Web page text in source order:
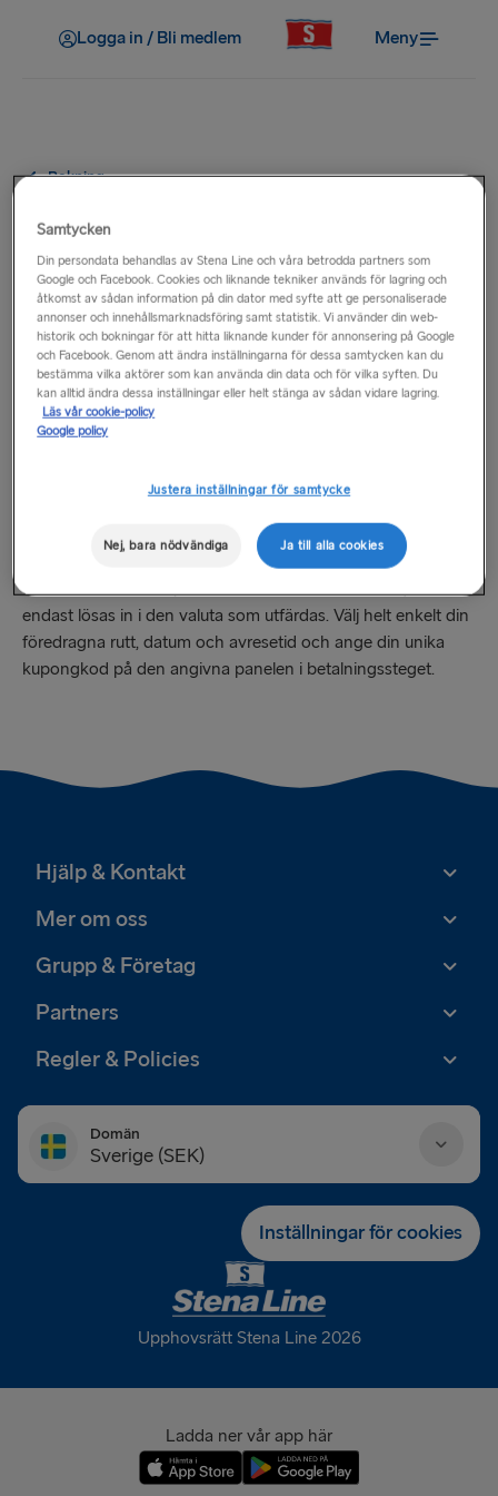
Logga in / Bli medlem Meny
Bokning
Hur kan jag köpa eller använda
ett presentkort?
E-kuponger för resor finns att köpa online via vårt
systerföretag Stena Line Travel Group AB. De kan användas
helt eller delvis för alla färjebokningar som görs på
nedanstående webbplatser eller alla semesterbokningar som
görs via Stena Line Travel Group AB.
svenska webbplatsen.
Hur man löser in en tidigare köpt e-kupong:
E-kuponger för resor är giltiga i tre år från
utfärdandedatumet (5 år i Storbritannien och Irland) och kan
endast lösas in i den valuta som utfärdas. Välj helt enkelt din
föredragna rutt, datum och avresetid och ange din unika
kupongkod på den angivna panelen i betalningssteget.
Hjälp & Kontakt
Mer om oss
Grupp & Företag
Partners
Regler & Policies
Domän
Sverige (SEK)
France (EUR)
International (EUR)
Inställningar för cookies
Upphovsrätt Stena Line 2026
Ladda ner vår app här
Samtycken
Din persondata behandlas av Stena Line och våra betrodda partners som
Google och Facebook. Cookies och liknande tekniker används för lagring och
åtkomst av sådan information på din dator med syfte att ge personaliserade
annonser och innehållsmarknadsföring samt statistik. Vi använder din web-
historik och bokningar för att hitta liknande kunder för annonsering på Google
och Facebook. Genom att ändra inställningarna för dessa samtycken kan du
bestämma vilka aktörer som kan använda din data och för vilka syften. Du
kan alltid ändra dessa inställningar eller helt stänga av sådan vidare lagring.
Läs vår cookie-policy
Google policy
Justera inställningar för samtycke
Nej, bara nödvändiga Ja till alla cookies